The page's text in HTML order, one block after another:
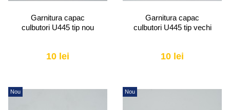
Garnitura capac
culbutori U445 tip nou
10 lei
Garnitura capac
culbutori U445 tip vechi
10 lei
Nou Nou